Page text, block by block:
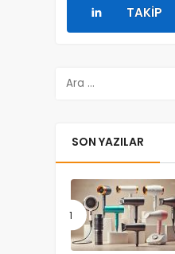
TAKIP
SON YAZILAR